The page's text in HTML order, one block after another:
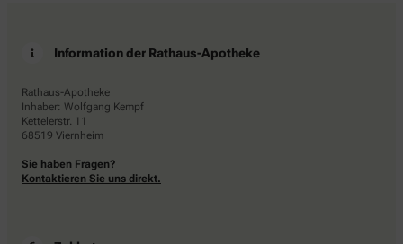
Information der Rathaus-Apotheke
Rathaus-Apotheke
Inhaber: Wolfgang Kempf
Kettelerstr. 11
68519 Viernheim
Sie haben Fragen?
Kontaktieren Sie uns direkt.